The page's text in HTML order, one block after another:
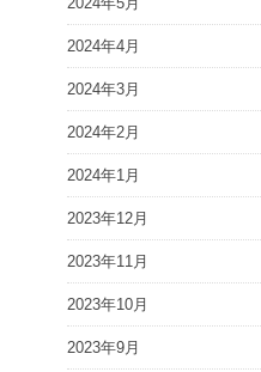
2024年4月
2024年3月
2024年2月
2024年1月
2023年12月
2023年11月
2023年10月
2023年9月